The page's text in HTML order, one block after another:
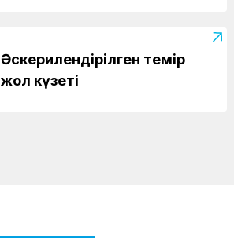
Әскерилендірілген темір
жол күзеті